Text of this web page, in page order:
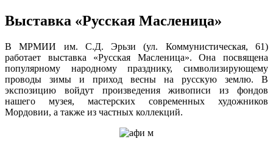
Выставка «Русская Масленица»
В МРМИИ им. С.Д. Эрьзи (ул. Коммунистическая, 61)
работает выставка «Русская Масленица». Она посвящена
популярному народному празднику, символизирующему
проводы зимы и приход весны на русскую землю. В
экспозицию войдут произведения живописи из фондов
нашего музея, мастерских современных художников
Мордовии, а также из частных коллекций.